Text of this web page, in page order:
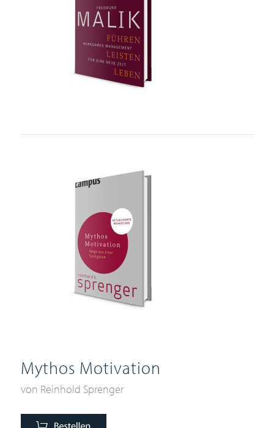
Mythos Motivation
von Reinhold Sprenger